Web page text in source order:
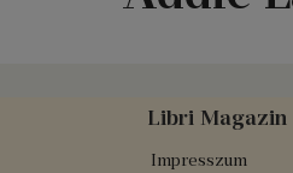
Libri Magazin
Impresszum